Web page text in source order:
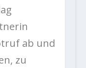
ab und
zu